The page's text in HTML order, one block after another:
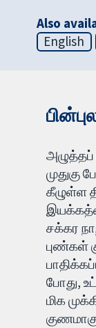
Also
English
கீழுள்ள
சக்கர
புண்கள்
போது,
மிக